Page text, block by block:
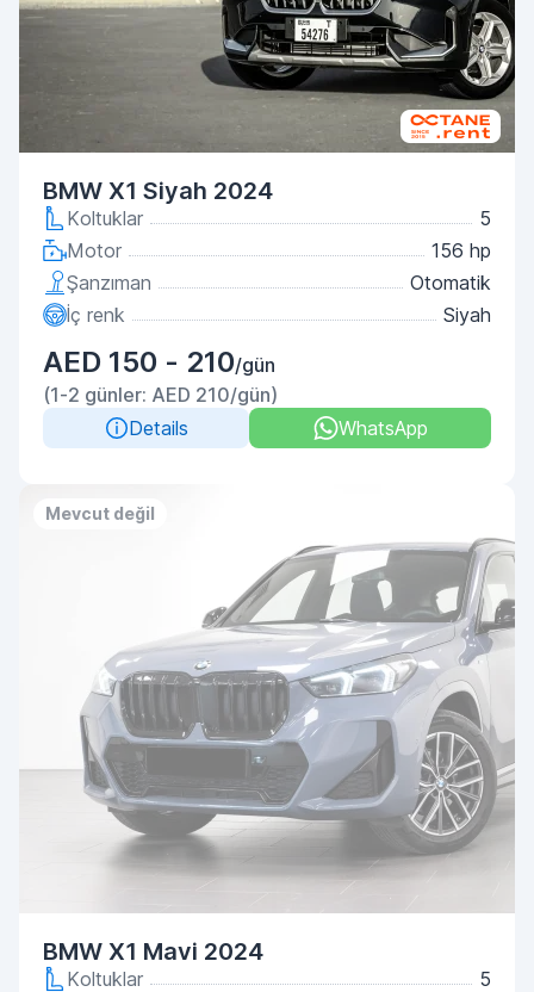
BMW X1 Siyah 2024
Koltuklar
5
Motor
156 hp
Şanzıman
Otomatik
İç renk
Siyah
AED 150 - 210/gün
(1-2 günler: AED 210/gün)
Details
WhatsApp
Mevcut değil
BMW X1 Mavi 2024
Koltuklar
5